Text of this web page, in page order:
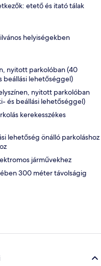
etető és itató tálak
helyiségekben
nyitott parkolóban (40
beállási lehetőséggel)
nyitott parkolóban
és beállási lehetőséggel)
kerekesszékes
lehetőség önálló parkoláshoz
járművekhez
300 méter távolságig